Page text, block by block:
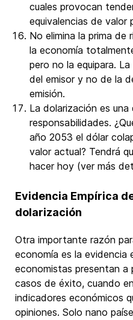
cuales provocan
equivalencias de valor
No elimina la prima de
la economía
pero no la equipara.
del emisor y no de la
emisión.
La dolarización es
responsabilidades.
año 2053 el dólar
valor actual? Tendrá
hacer hoy (ver más
Evidencia Empírica
dolarización
Otra importante razón
economía es la evidencia
economistas presentan a
casos de éxito, cuando
indicadores económicos
opiniones. Solo nano